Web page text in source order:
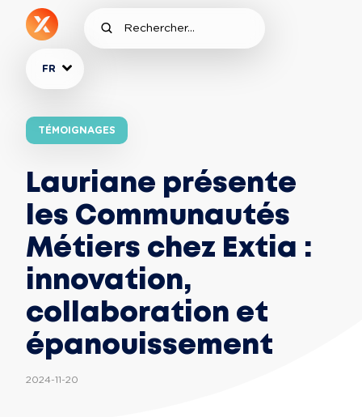
FR
TÉMOIGNAGES
Lauriane présente
les Communautés
Métiers chez Extia :
innovation,
collaboration et
épanouissement
2024-11-20